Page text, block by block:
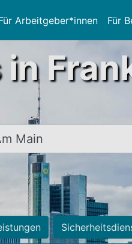
Arbeitgeber*innen Für
in